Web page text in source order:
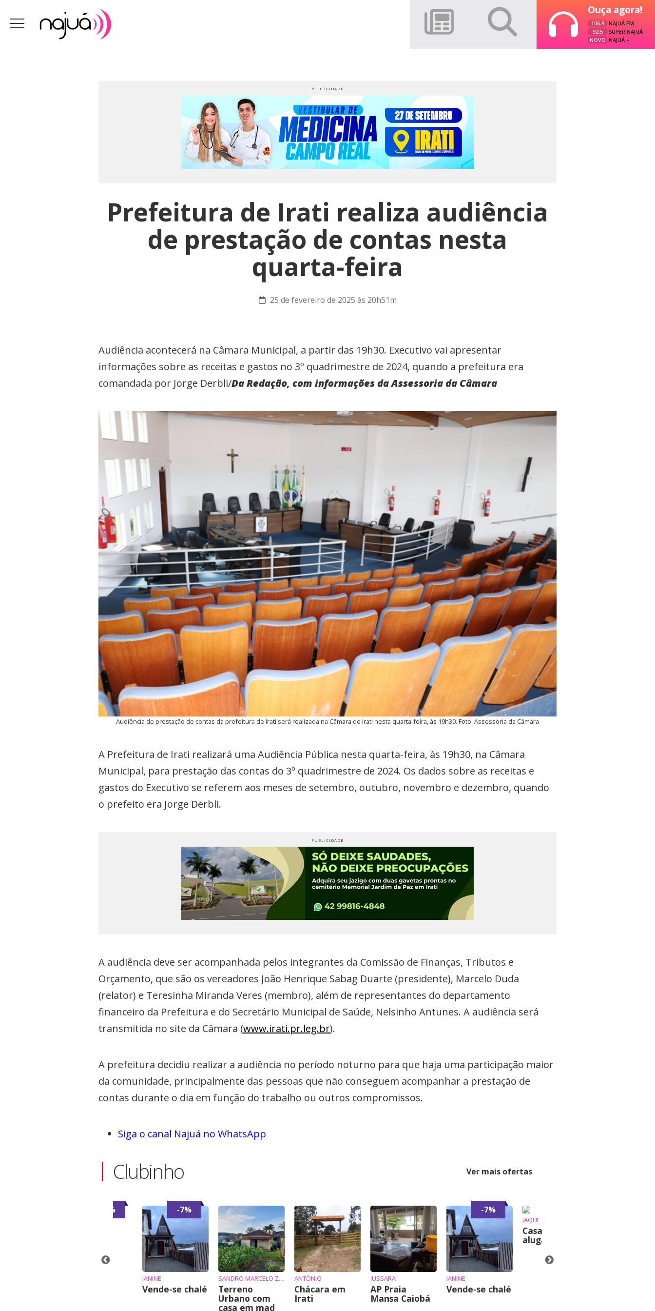
Ouça agora!
106.9
NAJUÁ FM
92.5
SUPER NAJUÁ
NOVO NAJUÁ +
Prefeitura de Irati realiza audiência
de prestação de contas nesta
quarta-feira
25 de fevereiro de 2025 às 20h51m
Audiência acontecerá na Câmara Municipal, a partir das 19h30. Executivo vai apresentar
informações sobre as receitas e gastos no 3º quadrimestre de 2024, quando a prefeitura era
comandada por Jorge Derbli/Da Redação, com informações da Assessoria da Câmara
Audiência de prestação de contas da prefeitura de Irati será realizada na Câmara de Irati nesta quarta-feira, às 19h30. Foto: Assessoria da Câmara
A Prefeitura de Irati realizará uma Audiência Pública nesta quarta-feira, às 19h30, na Câmara
Municipal, para prestação das contas do 3º quadrimestre de 2024. Os dados sobre as receitas e
gastos do Executivo se referem aos meses de setembro, outubro, novembro e dezembro, quando
o prefeito era Jorge Derbli.
A audiência deve ser acompanhada pelos integrantes da Comissão de Finanças, Tributos e
Orçamento, que são os vereadores João Henrique Sabag Duarte (presidente), Marcelo Duda
(relator) e Teresinha Miranda Veres (membro), além de representantes do departamento
financeiro da Prefeitura e do Secretário Municipal de Saúde, Nelsinho Antunes. A audiência será
transmitida no site da Câmara (www.irati.pr.leg.br).
A prefeitura decidiu realizar a audiência no período noturno para que haja uma participação maior
da comunidade, principalmente das pessoas que não conseguem acompanhar a prestação de
contas durante o dia em função do trabalho ou outros compromissos.
Siga o canal Najuá no WhatsApp
Clubinho Ver mais ofertas
-6% -7%
JANINE
Vende-se chalé
SANDRO MARCELO ZIEMBIKIEWICZ
Terreno
Urbano com
casa em mad
ANTÔNIO
Chácara em
Irati
JUSSARA
AP Praia
Mansa Caiobá
-7%
JANINE
Vende-se chalé
JAQUE
Casa para
alugar